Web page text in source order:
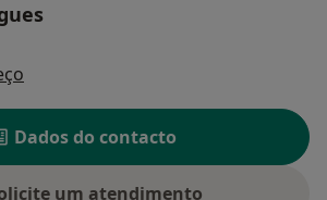
Dados do contacto
um atendimento